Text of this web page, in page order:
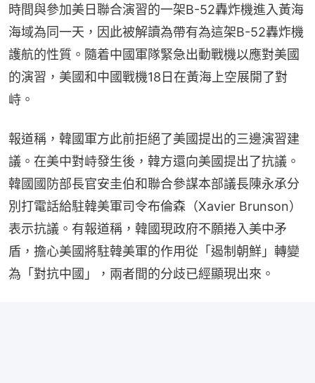
時間與參加美日聯合演習的一架B-52轟炸機進入黃海
海域為同一天，因此被解讀為帶有為這架B-52轟炸機
護航的性質。隨着中國軍隊緊急出動戰機以應對美國
的演習，美國和中國戰機18日在黃海上空展開了對
峙。
報道稱，韓國軍方此前拒絕了美國提出的三邊演習建
議。在美中對峙發生後，韓方還向美國提出了抗議。
韓國國防部長官安圭伯和聯合參謀本部議長陳永承分
別打電話給駐韓美軍司令布倫森（Xavier Brunson）
表示抗議。有報道稱，韓國現政府不願捲入美中矛
盾，擔心美國將駐韓美軍的作用從「遏制朝鮮」轉變
為「對抗中國」，兩者間的分歧已經顯現出來。